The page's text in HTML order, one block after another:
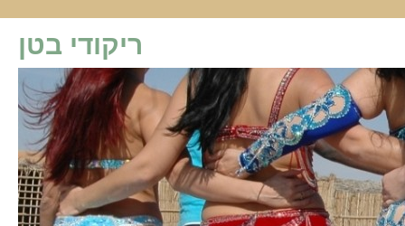
ריקודי בטן